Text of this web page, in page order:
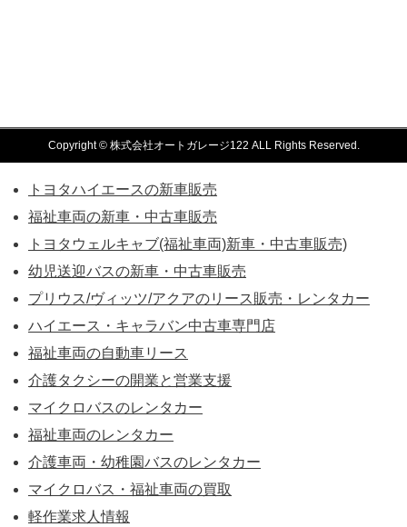
Copyright © 株式会社オートガレージ122 ALL Rights Reserved.
トヨタハイエースの新車販売
福祉車両の新車・中古車販売
トヨタウェルキャブ(福祉車両)新車・中古車販売)
幼児送迎バスの新車・中古車販売
プリウス/ヴィッツ/アクアのリース販売・レンタカー
ハイエース・キャラバン中古車専門店
福祉車両の自動車リース
介護タクシーの開業と営業支援
マイクロバスのレンタカー
福祉車両のレンタカー
介護車両・幼稚園バスのレンタカー
マイクロバス・福祉車両の買取
軽作業求人情報